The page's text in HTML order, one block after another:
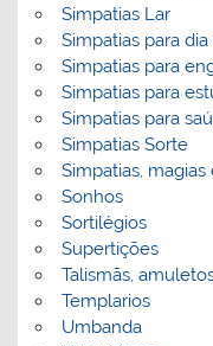
Simpatias Lar
Simpatias para dia
Simpatias para
Simpatias para
Simpatias para
Simpatias Sorte
Simpatias,
Sonhos
Sortilégios
Supertições
Talismãs,
Templarios
Umbanda